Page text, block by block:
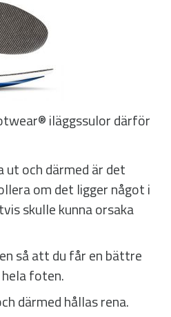
iläggssulor därför
och därmed är det
om det ligger något i
skulle kunna orsaka
så att du får en bättre
foten.
därmed hållas rena.